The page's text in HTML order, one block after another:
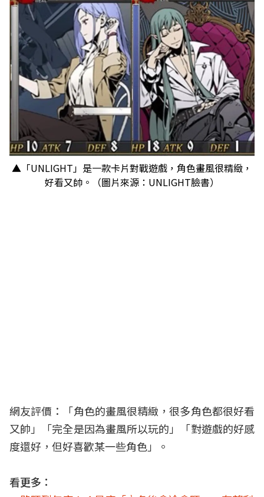
▲「UNLIGHT」是一款卡片對戰遊戲，角色畫風很精緻，
好看又帥。（圖片來源：UNLIGHT臉書）
網友評價：「角色的畫風很精緻，很多角色都很好看
又帥」「完全是因為畫風所以玩的」「對遊戲的好感
度還好，但好喜歡某一些角色」。
看更多：